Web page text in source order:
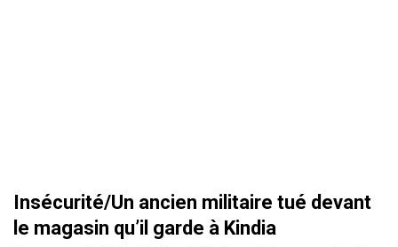
Insécurité/Un ancien militaire tué devant
le magasin qu’il garde à Kindia